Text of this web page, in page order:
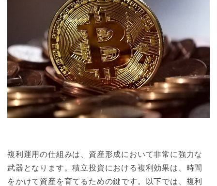
複利運用の仕組みは、資産形成において非常に強力な
武器となります。積立投資における複利効果は、時間
をかけて資産を育てるための鍵です。以下では、複利